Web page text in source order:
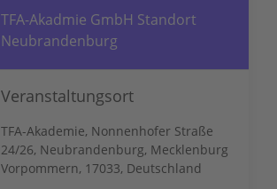
TFA-Akadmie GmbH Standort
Neubrandenburg
Veranstaltungsort
TFA-Akademie, Nonnenhofer Straße
24/26, Neubrandenburg, Mecklenburg
Vorpommern, 17033, Deutschland